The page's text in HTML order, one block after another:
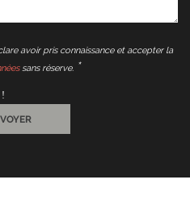
avoir pris connaissance et accepter la
sans réserve.
!